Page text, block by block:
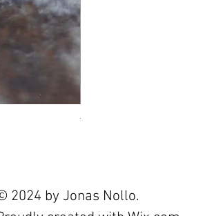
Tourmaline 2.4ct
2024 by Jonas Nollo.